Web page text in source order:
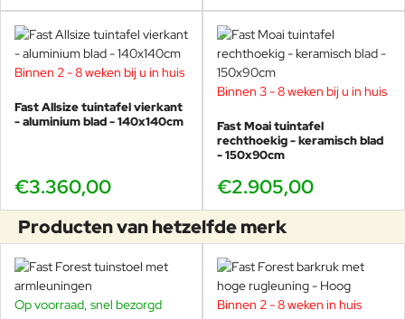
Binnen 2 - 8 weken bij u in huis
Fast Allsize tuintafel vierkant
- aluminium blad - 140x140cm
€3.360,00
Binnen 3 - 8 weken bij u in huis
Fast Moai tuintafel
rechthoekig - keramisch blad
- 150x90cm
€2.905,00
Producten van hetzelfde merk
-11%
Op voorraad, snel bezorgd Binnen 2 - 8 weken in huis